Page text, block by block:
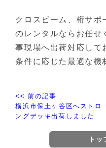
クロスビーム、桁サポ
のレンタルならお任せ
事現場へ出荷対応して
条件に応じた最適な機
<< 前の記事
横浜市保土ヶ谷区へストロ
ングデッキ出荷しました
トッ